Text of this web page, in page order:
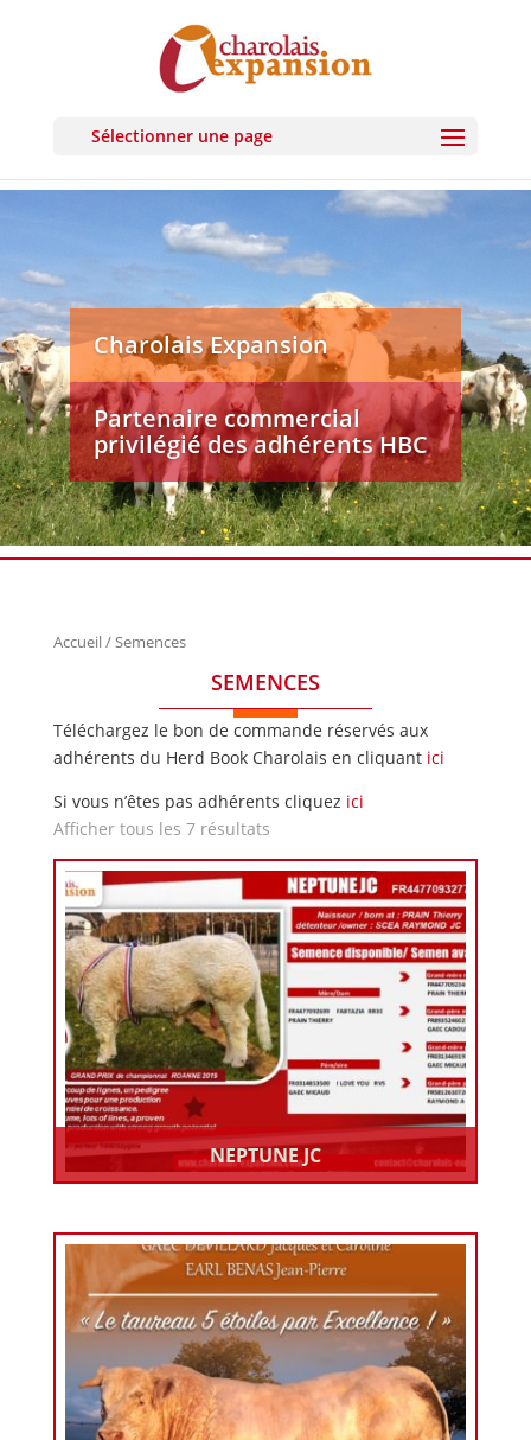
Sélectionner une page
Charolais Expansion
Partenaire commercial
privilégié des adhérents HBC
Accueil/ Semences
SEMENCES
Téléchargez le bon de commande réservés aux
adhérents du Herd Book Charolais en cliquant ici
Si vous n’êtes pas adhérents cliquez ici
Afficher tous les 7 résultats
NEPTUNE JC